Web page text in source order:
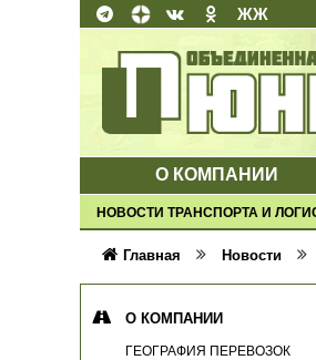
ЖЖ
О КОМПАНИИ
НОВОСТИ ТРАНСПОРТА И
Главная Новости
О КОМПАНИИ
ГЕОГРАФИЯ ПЕРЕВОЗОК